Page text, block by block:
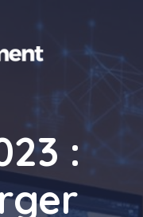
: